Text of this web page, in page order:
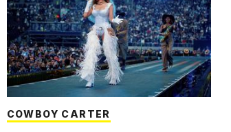
COWBOY CARTER